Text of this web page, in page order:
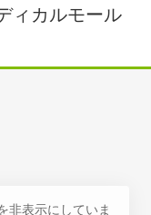
ィカルモール
非表示にしていま